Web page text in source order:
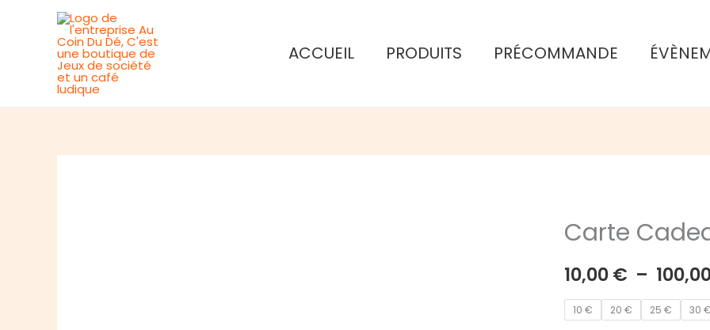
ACCUEIL PRODUITS PRÉCOMMANDE
Carte
10,00€ –
10 € 20 € 25 € 30 €